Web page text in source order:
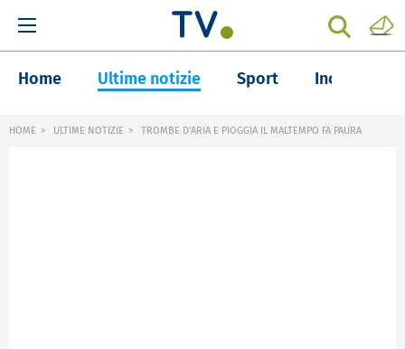
Home Ultime notizie Sport Inchieste
HOME ULTIME NOTIZIE TROMBE D'ARIA E PIOGGIA IL MALTEMPO FA PAURA